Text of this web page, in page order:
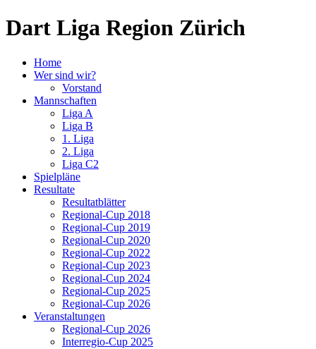
Dart Liga Region Zürich
Home
Wer sind wir?
Vorstand
Mannschaften
Liga A
Liga B
1. Liga
2. Liga
Liga C2
Spielpläne
Resultate
Resultatblätter
Regional-Cup 2018
Regional-Cup 2019
Regional-Cup 2020
Regional-Cup 2022
Regional-Cup 2023
Regional-Cup 2024
Regional-Cup 2025
Regional-Cup 2026
Veranstaltungen
Regional-Cup 2026
Interregio-Cup 2025